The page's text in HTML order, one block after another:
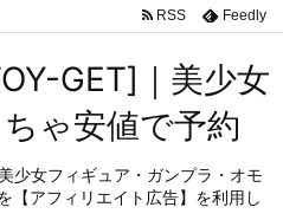
GET]｜美少女
ゃ安値で予約
少女フィギュア・ガンプラ・オモ
【アフィリエイト広告】を利用し
RSS Feedly